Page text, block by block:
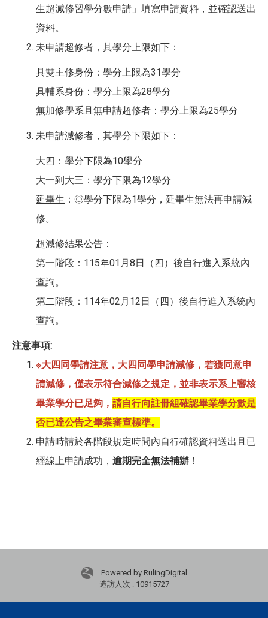
生超減修習學分數申請」填寫申請資料，並確認送出
資料。
未申請超修者，其學分上限如下：
具雙主修身份：學分上限為31學分
具輔系身份：學分上限為28學分
無加修學系且無申請超修者：學分上限為25學分
未申請減修者，其學分下限如下：
大四：學分下限為10學分
大一到大三：學分下限為12學分
延畢生 ：◎學分下限為1學分，延畢生無法再申請減
修。
超減修結果公告：
第一階段：115年01月8日（四）後自行進入系統內
查詢。
第二階段：114年02月12日（四）後自行進入系統內
查詢。
注意事項:
※大四同學請注意，大四同學申請減修，若獲同意申
請減修，僅表示符合減修之規定，並非表示系上審核
畢業學分已足夠， 請自行向註冊組確認畢業學分數是
否已達公告之畢業審查標準。
申請時請於各階段規定時間內自行確認資料送出且已
經線上申請成功， 逾期完全無法補辦 ！
Powered by RulingDigital
造訪人次 : 10915727